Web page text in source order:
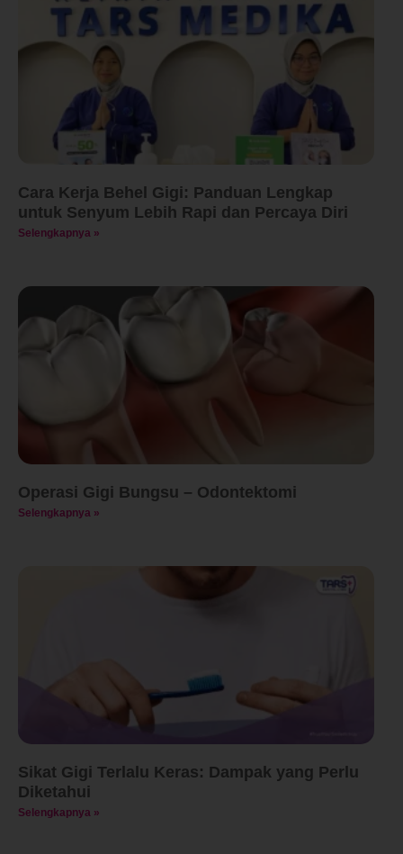
Cara Kerja Behel Gigi: Panduan Lengkap
untuk Senyum Lebih Rapi dan Percaya Diri
Selengkapnya »
Operasi Gigi Bungsu – Odontektomi
Selengkapnya »
Sikat Gigi Terlalu Keras: Dampak yang Perlu
Diketahui
Selengkapnya »